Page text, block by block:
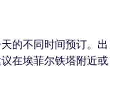
的不同时间预订。出
在埃菲尔铁塔附近或